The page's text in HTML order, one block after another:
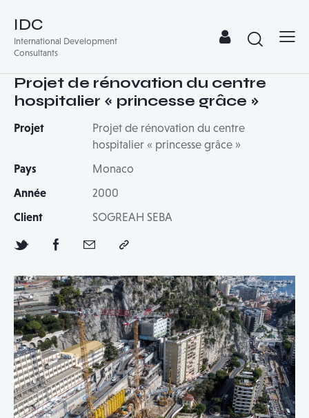
IDC
International Development
Consultants
Projet de rénovation du centre
hospitalier « princesse grâce »
Projet
Projet de rénovation du centre
hospitalier « princesse grâce »
Pays
Monaco
Année
2000
Client
SOGREAH SEBA